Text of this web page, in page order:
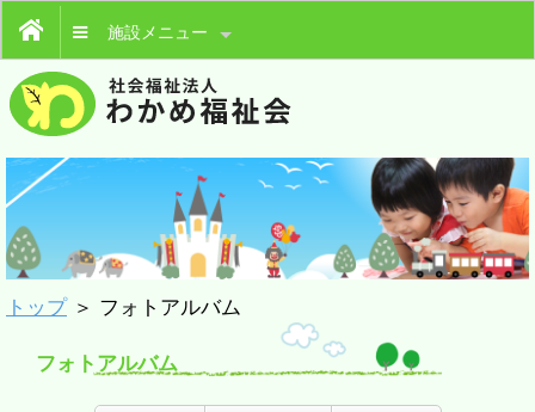
施設メニュー
トップ＞ フォトアルバム
フォトアルバム